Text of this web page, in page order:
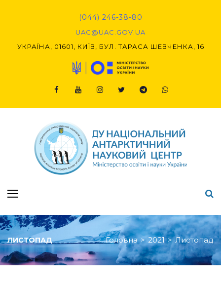
(044) 246-38-80
UAC@UAC.GOV.UA​​
УКРАЇНА, 01601, КИЇВ, БУЛ. ТАРАСА ШЕВЧЕНКА, 16
ЛИСТОПАД Головна > 2021 > Листопад